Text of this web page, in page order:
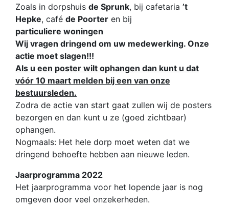
Zoals in dorpshuis de Sprunk, bij cafetaria ’t
Hepke, café de Poorter en bij
particuliere woningen
Wij vragen dringend om uw medewerking. Onze
actie moet slagen!!!
Als u een poster wilt ophangen dan kunt u dat
vóór 10 maart melden bij een van onze
bestuursleden.
Zodra de actie van start gaat zullen wij de posters
bezorgen en dan kunt u ze (goed zichtbaar)
ophangen.
Nogmaals: Het hele dorp moet weten dat we
dringend behoefte hebben aan nieuwe leden.
Jaarprogramma 2022
Het jaarprogramma voor het lopende jaar is nog
omgeven door veel onzekerheden.